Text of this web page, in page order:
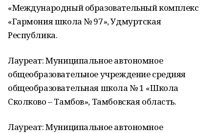
«Международный образовательный комплекс
«Гармония школа № 97», Удмуртская
Республика.
Лауреат: Муниципальное автономное
общеобразовательное учреждение средняя
общеобразовательная школа № 1 «Школа
Сколково – Тамбов», Тамбовская область.
Лауреат: Муниципальное автономное